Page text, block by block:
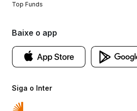
Siga o Inter
Top Funds
Baixe o app